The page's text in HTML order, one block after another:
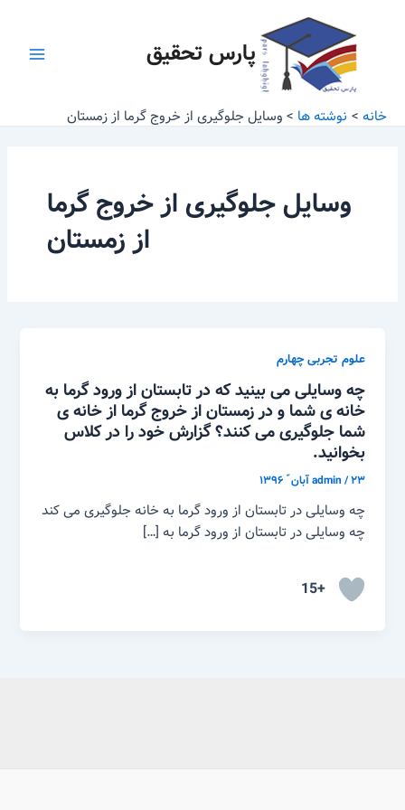
پارس تحقیق
خانه نوشته ها وسایل جلوگیری از خروج گرما از زمستان
وسایل جلوگیری از خروج گرما
از زمستان
علوم تجربی چهارم
چه وسایلی می بینید که در تابستان از ورود گرما به
خانه ی شما و در زمستان از خروج گرما از خانه ی
شما جلوگیری می کنند؟ گزارش خود را در کلاس
بخوانید.
admin/۲۳ آبان ّ ۱۳۹۶
چه وسایلی در تابستان از ورود گرما به خانه جلوگیری می کند
چه وسایلی در تابستان از ورود گرما به […]
+15